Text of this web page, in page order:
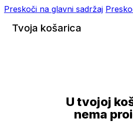
Preskoči na glavni sadržaj
Tvoja košarica
U tvojoj
nema